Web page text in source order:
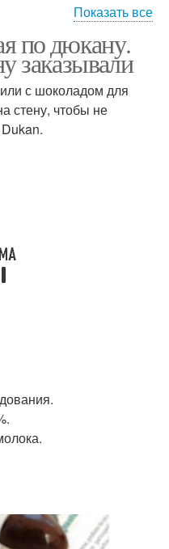
Белковая глазурь
Шоколад для глазури
Показать все
по дюкану.
заказывали
с шоколадом для
стену, чтобы не